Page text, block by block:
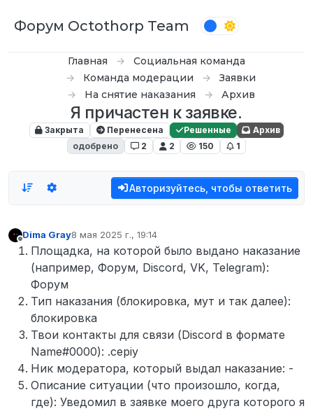
Форум Octothorp Team
Главная
Социальная команда
Команда модерации
Заявки
На снятие наказания
Архив
Я причастен к заявке.
Закрыта Перенесена Решенные
Архив
одобрено
2 2 150 1
Авторизуйтесь, чтобы ответить
Не в сети
Dima Gray8 мая 2025 г., 19:14
отредактировано
Площадка, на которой было выдано наказание
(например, Форум, Discord, VK, Telegram):
Форум
Тип наказания (блокировка, мут и так далее):
блокировка
Твои контакты для связи (Discord в формате
Name#0000): .cepiy
Ник модератора, который выдал наказание: -
Описание ситуации (что произошло, когда,
где): Уведомил в заявке моего друга которого я